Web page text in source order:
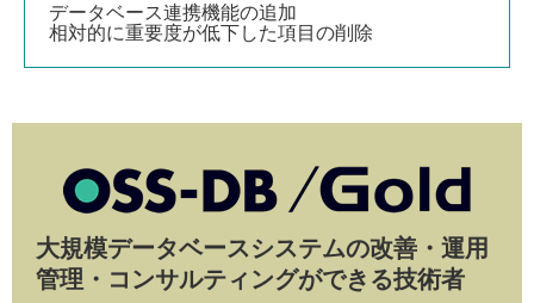
データベース連携機能の追加
相対的に重要度が低下した項目の削除
大規模データベースシステムの改善・運用
管理・コンサルティングができる技術者